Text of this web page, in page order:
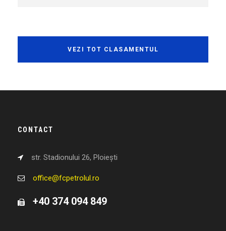
VEZI TOT CLASAMENTUL
CONTACT
str. Stadionului 26, Ploiești
office@fcpetrolul.ro
+40 374 094 849